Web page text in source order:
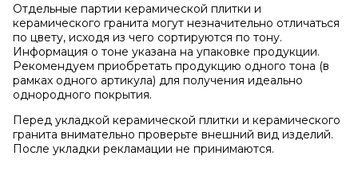
Отдельные партии керамической плитки и
керамического гранита могут незначительно отличаться
по цвету, исходя из чего сортируются по тону.
Информация о тоне указана на упаковке продукции.
Рекомендуем приобретать продукцию одного тона (в
рамках одного артикула) для получения идеально
однородного покрытия.
Перед укладкой керамической плитки и керамического
гранита внимательно проверьте внешний вид изделий.
После укладки рекламации не принимаются.